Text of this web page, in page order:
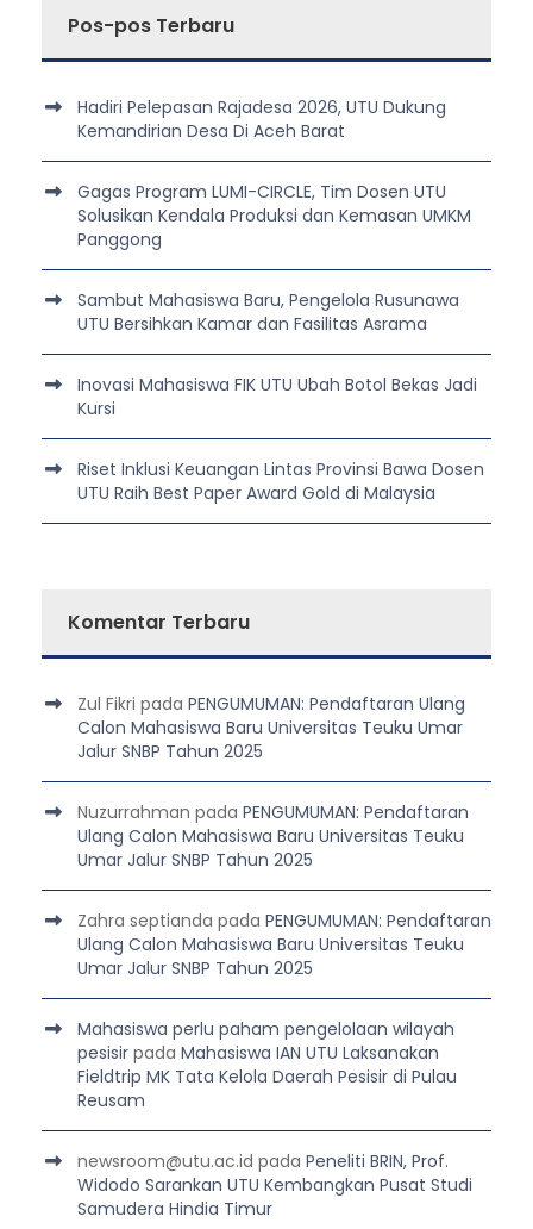
Pos-pos Terbaru
Hadiri Pelepasan Rajadesa 2026, UTU Dukung
Kemandirian Desa Di Aceh Barat
Gagas Program LUMI-CIRCLE, Tim Dosen UTU
Solusikan Kendala Produksi dan Kemasan UMKM
Panggong
Sambut Mahasiswa Baru, Pengelola Rusunawa
UTU Bersihkan Kamar dan Fasilitas Asrama
Inovasi Mahasiswa FIK UTU Ubah Botol Bekas Jadi
Kursi
Riset Inklusi Keuangan Lintas Provinsi Bawa Dosen
UTU Raih Best Paper Award Gold di Malaysia
Komentar Terbaru
Zul Fikri pada PENGUMUMAN: Pendaftaran Ulang
Calon Mahasiswa Baru Universitas Teuku Umar
Jalur SNBP Tahun 2025
Nuzurrahman pada PENGUMUMAN: Pendaftaran
Ulang Calon Mahasiswa Baru Universitas Teuku
Umar Jalur SNBP Tahun 2025
Zahra septianda pada PENGUMUMAN: Pendaftaran
Ulang Calon Mahasiswa Baru Universitas Teuku
Umar Jalur SNBP Tahun 2025
Mahasiswa perlu paham pengelolaan wilayah
pesisir pada Mahasiswa IAN UTU Laksanakan
Fieldtrip MK Tata Kelola Daerah Pesisir di Pulau
Reusam
newsroom@utu.ac.id pada Peneliti BRIN, Prof.
Widodo Sarankan UTU Kembangkan Pusat Studi
Samudera Hindia Timur